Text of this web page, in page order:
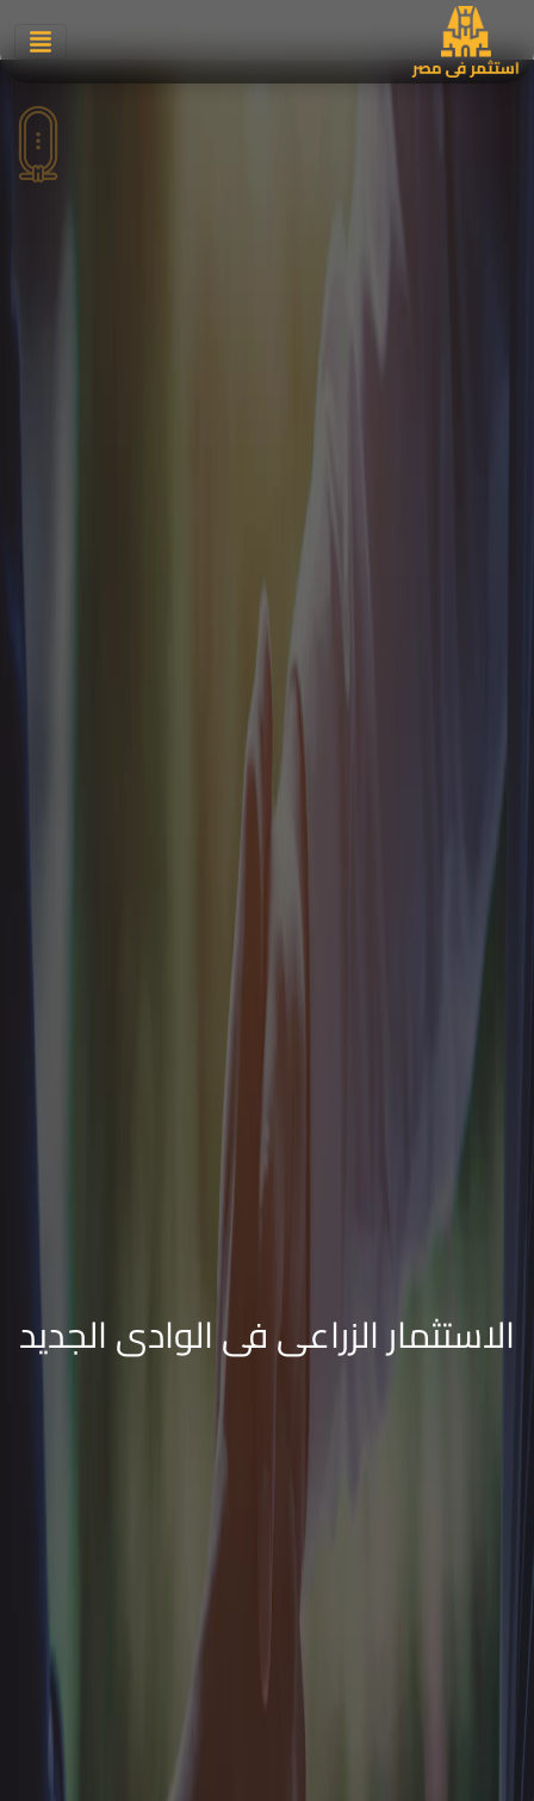
الاستثمار الزراعى فى الوادى الجديد